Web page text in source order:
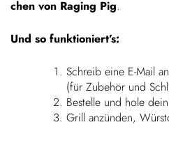
chen von Raging Pig.
Und so funktioniert’s:
Schreib eine E‑Mail an
(für Zubehör und
Bestelle und hole
Grill anzünden,